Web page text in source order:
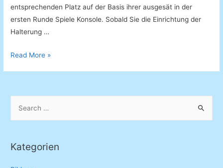
entsprechenden Platz auf der Basis ihrer ausgesät in der
ersten Runde Spiele Konsole. Sobald Sie die Einrichtung der
Halterung …
Turnier
Read More »
rKategorien